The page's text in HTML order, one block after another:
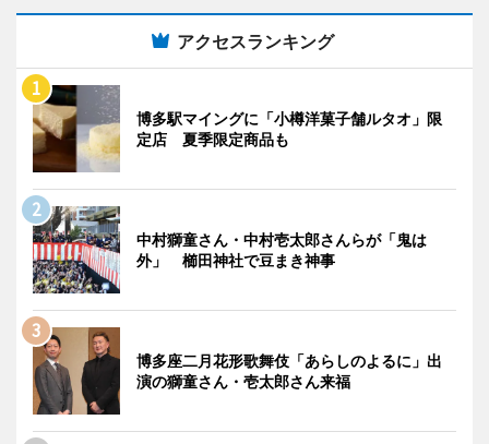
アクセスランキング
博多駅マイングに「小樽洋菓子舗ルタオ」限
定店 夏季限定商品も
中村獅童さん・中村壱太郎さんらが「鬼は
外」 櫛田神社で豆まき神事
博多座二月花形歌舞伎「あらしのよるに」出
演の獅童さん・壱太郎さん来福